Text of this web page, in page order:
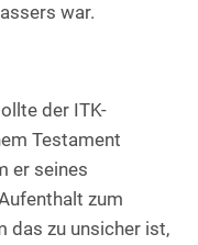
war.
der ITK-
Testament
er seines
zum
das zu unsicher ist,